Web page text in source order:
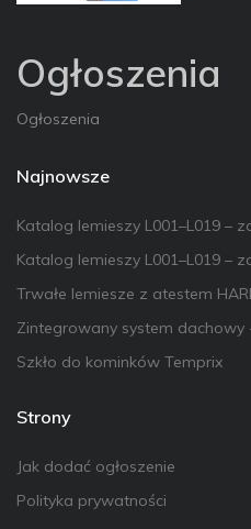
Ogłoszenia
Ogłoszenia
Najnowsze
Katalog lemieszy L001–L019 –
Katalog lemieszy L001–L019 –
Trwałe lemiesze z atestem
Zintegrowany system dachowy
Szkło do kominków Temprix
Strony
Jak dodać ogłoszenie
Polityka prywatności